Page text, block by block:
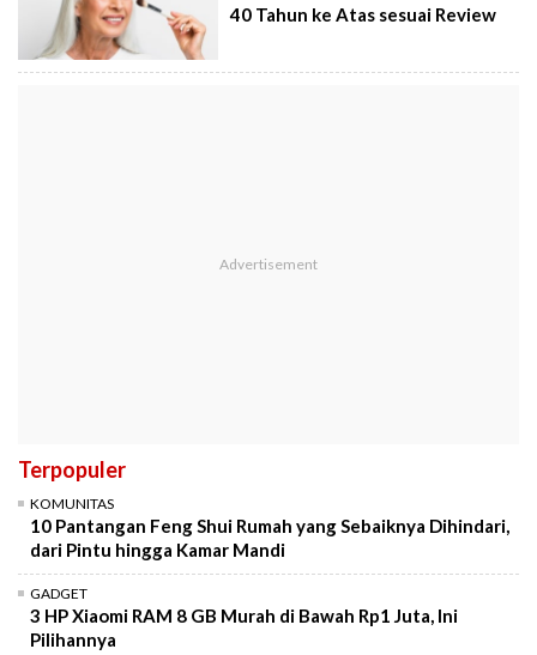
40 Tahun ke Atas sesuai Review
Terpopuler
KOMUNITAS
10 Pantangan Feng Shui Rumah yang Sebaiknya Dihindari,
dari Pintu hingga Kamar Mandi
GADGET
3 HP Xiaomi RAM 8 GB Murah di Bawah Rp1 Juta, Ini
Pilihannya